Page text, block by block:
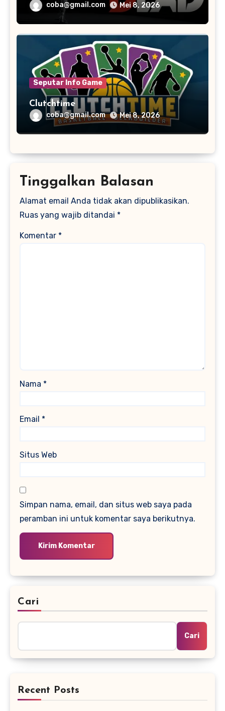
coba@gmail.com Mei 8, 2026
Seputar Info Game
Clutchtime
coba@gmail.com Mei 8, 2026
Tinggalkan Balasan
Alamat email Anda tidak akan dipublikasikan.
Ruas yang wajib ditandai *
Komentar *
Nama *
Email *
Situs Web
Simpan nama, email, dan situs web saya pada
peramban ini untuk komentar saya berikutnya.
Cari
Cari
Recent Posts